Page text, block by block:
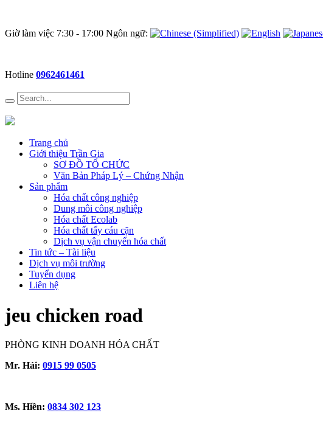
Giờ làm việc 7:30 - 17:00 Ngôn ngữ:
Hotline 0962461461
Trang chủ
Giới thiệu Trần Gia
SƠ ĐỒ TỔ CHỨC
Văn Bản Pháp Lý – Chứng Nhận
Sản phẩm
Hóa chất công nghiệp
Dung môi công nghiệp
Hóa chất Ecolab
Hóa chất tẩy cáu cặn
Dịch vụ vận chuyển hóa chất
Tin tức – Tài liệu
Dịch vụ môi trường
Tuyển dụng
Liên hệ
jeu chicken road
PHÒNG KINH DOANH HÓA CHẤT
Mr. Hải: 0915 99 0505
Ms. Hiền: 0834 302 123